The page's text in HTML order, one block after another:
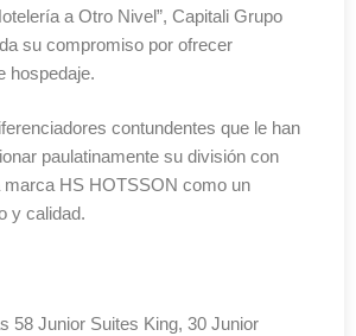
a Otro Nivel”, Capitali Grupo
su compromiso por ofrecer
hospedaje.
contundentes que le han
paulatinamente su división con
marca HS HOTSSON como un
y calidad.
58 Junior Suites King, 30 Junior